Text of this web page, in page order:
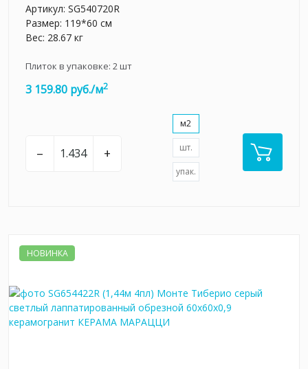
Артикул: SG540720R
Размер: 119*60 см
Вес: 28.67 кг
Плиток в упаковке: 2шт
3 159.80 руб./м2
– +
м2
шт.
упак.
НОВИНКА